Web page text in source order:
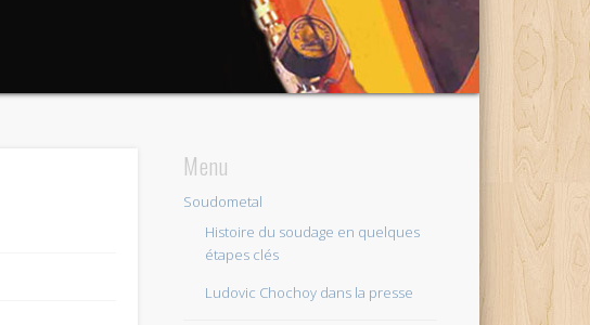
Menu
Soudometal
Histoire du soudage en quelques
étapes clés
Ludovic Chochoy dans la presse